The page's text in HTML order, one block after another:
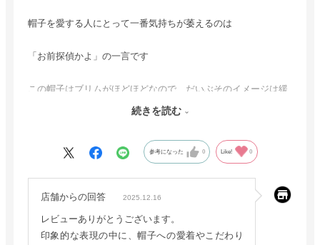
帽子を愛する人にとって一番気持ちが萎えるのは
「お前探偵かよ」の一言です
この帽子はブリムがほどほどなので、だいぶそのイメージは緩
和されています。それでいてスーツとも合わせられる絶妙なバ
ただし、眉毛より下に被らないことです。マフィア被りといっ
続きを読む
参考になった 0 Like! 0
店舗からの回答 2025.12.16
レビューありがとうございます。
印象的な表現の中に、帽子への愛着やこだわり